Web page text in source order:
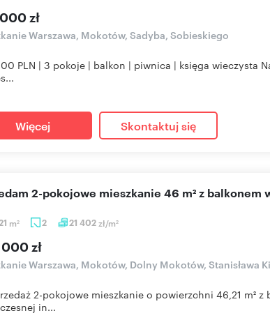
zł
Warszawa, Mokotów, Sadyba, Sobieskiego
PLN | 3 pokoje | balkon | piwnica | księga wieczysta
Więcej Skontaktuj się
m2 2 21 402zł/m2
2-pokojowe mieszkanie 46 m² z balkonem
zł
Warszawa, Mokotów, Dolny Mokotów, Stanisława
2-pokojowe mieszkanie o powierzchni 46,21 m²
in...